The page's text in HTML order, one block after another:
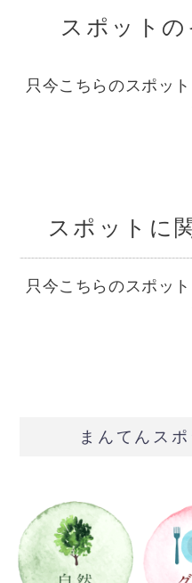
スポット
只今こちらのスポッ
スポットに
只今こちらのスポッ
まんてんス